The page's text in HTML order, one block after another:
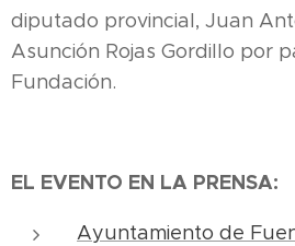
diputado provincial, Juan
Asunción Rojas Gordillo por
Fundación.
EL EVENTO EN LA PRENSA:
Ayuntamiento de